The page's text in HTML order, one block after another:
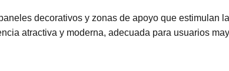
decorativos y zonas de apoyo que
atractiva y moderna, adecuada para usuarios